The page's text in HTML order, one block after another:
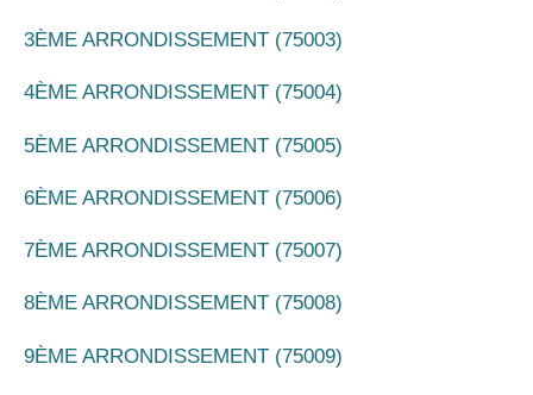
3ÈME ARRONDISSEMENT (75003)
4ÈME ARRONDISSEMENT (75004)
5ÈME ARRONDISSEMENT (75005)
6ÈME ARRONDISSEMENT (75006)
7ÈME ARRONDISSEMENT (75007)
8ÈME ARRONDISSEMENT (75008)
9ÈME ARRONDISSEMENT (75009)